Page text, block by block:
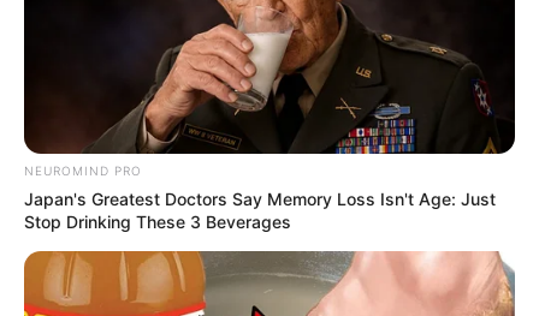
NEUROMIND PRO
Japan's Greatest Doctors Say Memory Loss Isn't Age: Just
Stop Drinking These 3 Beverages